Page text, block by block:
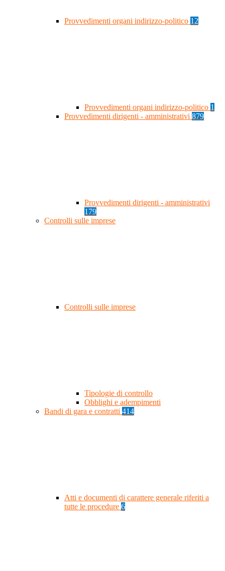
Provvedimenti organi indirizzo-politico 12
Provvedimenti organi indirizzo-politico 1
Provvedimenti dirigenti - amministrativi 879
Provvedimenti dirigenti - amministrativi
179
Controlli sulle imprese
Controlli sulle imprese
Tipologie di controllo
Obblighi e adempimenti
Bandi di gara e contratti 414
Atti e documenti di carattere generale riferiti a
tutte le procedure 6